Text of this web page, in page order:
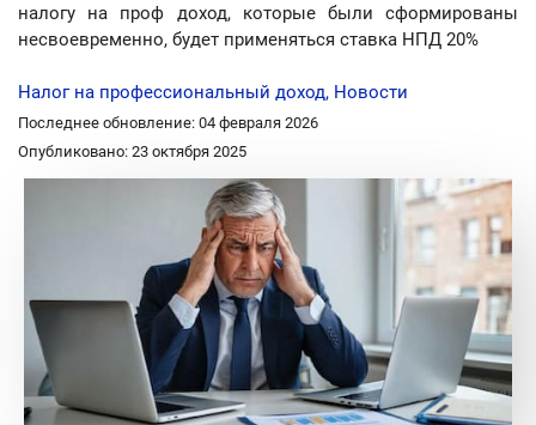
налогу на проф доход, которые были сформированы
несвоевременно, будет применяться ставка НПД 20%
Налог на профессиональный доход, Новости
Последнее обновление: 04 февраля 2026
Опубликовано: 23 октября 2025